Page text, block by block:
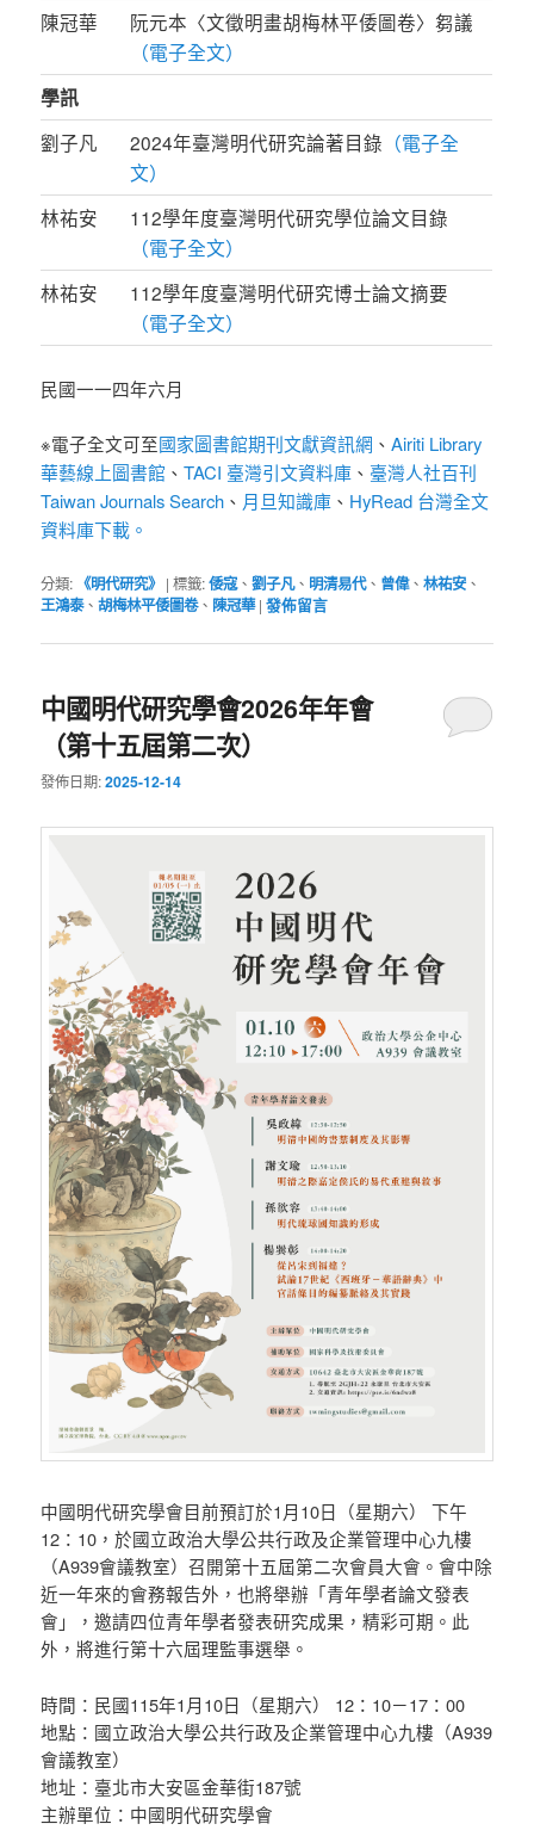
陳冠華
阮元本〈文徵明畫胡梅林平倭圖卷〉芻議
（電子全文）
學訊
劉子凡 2024年臺灣明代研究論著目錄 （電子全
文）
林祐安
112學年度臺灣明代研究學位論文目錄
（電子全文）
林祐安
112學年度臺灣明代研究博士論文摘要
（電子全文）
民國一一四年六月
※電子全文可至國家圖書館期刊文獻資訊網 、Airiti Library
華藝線上圖書館 、TACI 臺灣引文資料庫 、 臺灣人社百刊
Taiwan Journals Search 、 月旦知識庫 、 HyRead 台灣全文
資料庫下載。
分類: 《明代研究》 |標籤:倭寇、劉子凡、 明清易代、 曾偉、林祐安、
王鴻泰、胡梅林平倭圖卷、 陳冠華 |發佈留言
中國明代研究學會2026年年會
（第十五屆第二次）
發佈日期:2025-12-14
中國明代研究學會目前預訂於1月10日（星期六） 下午
12：10，於國立政治大學公共行政及企業管理中心九樓
（A939會議教室）召開第十五屆第二次會員大會。會中除
近一年來的會務報告外，也將舉辦「青年學者論文發表
會」，邀請四位青年學者發表研究成果，精彩可期。此
外，將進行第十六屆理監事選舉。
時間：民國115年1月10日（星期六） 12：10－17：00
地點：國立政治大學公共行政及企業管理中心九樓（A939
會議教室）
地址：臺北市大安區金華街187號
主辦單位：中國明代研究學會